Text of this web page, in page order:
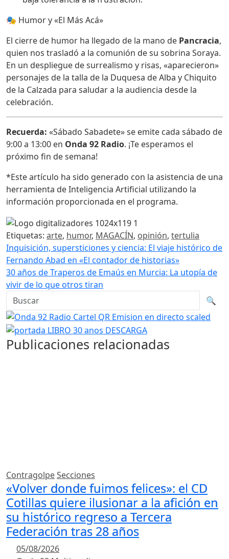
🎭 Humor y «El Más Acá»
El cierre de humor ha llegado de la mano de Pancracia,
quien nos trasladó a la comunión de su sobrina Soraya.
En un despliegue de surrealismo y risas, «aparecieron»
personajes de la talla de la Duquesa de Alba y Chiquito
de la Calzada para saludar a la audiencia desde la
celebración.
Recuerda: «Sábado Sabadete» se emite cada sábado de
9:00 a 13:00 en Onda 92 Radio. ¡Te esperamos el
próximo fin de semana!
*Este artículo ha sido generado con la asistencia de una
herramienta de Inteligencia Artificial utilizando la
información proporcionada en el programa.
Etiquetas: arte, humor, MAGACÍN, opinión, tertulia
Navegación de entradas
Inquisición, supersticiones y ciencia: El viaje histórico de
Fernando Abad en «El contador de historias»
30 años de Traperos de Emaús en Murcia: La utopía de
vivir de lo que otros tiran
Buscar en la web
🔍
Publicaciones relacionadas
ContragolpeSecciones
«Volver donde fuimos felices»: el CD
Cotillas quiere ilusionar a la afición en
su histórico regreso a Tercera
Federación tras 28 años
05/08/2026